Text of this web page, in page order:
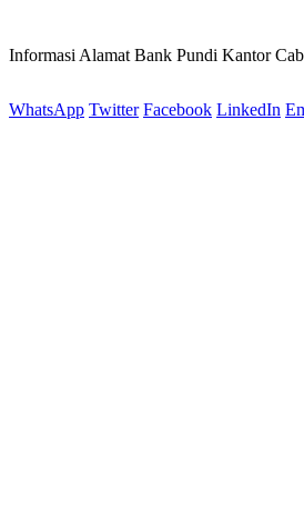
Informasi Alamat Bank Pundi Kantor
WhatsApp Twitter Facebook LinkedIn